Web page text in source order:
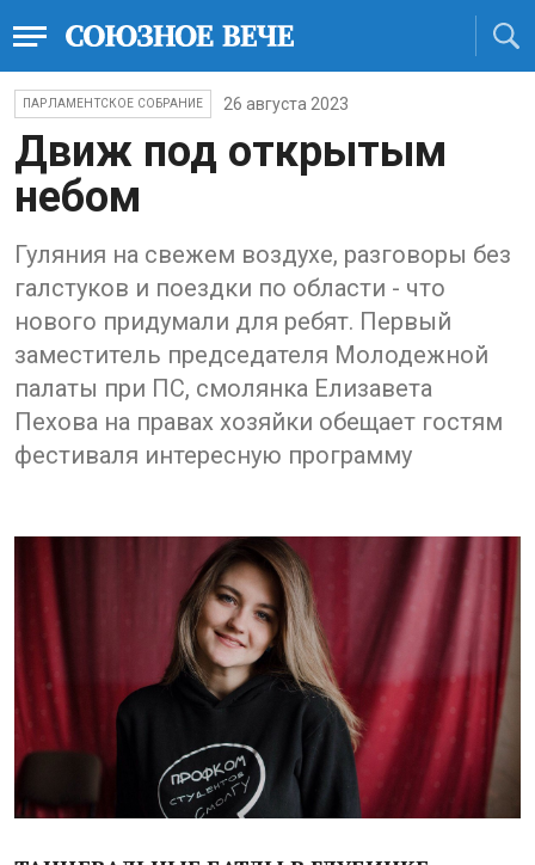
ПАРЛАМЕНТСКОЕ СОБРАНИЕ 26 августа 2023
Движ под открытым
небом
Гуляния на свежем воздухе, разговоры без
галстуков и поездки по области - что
нового придумали для ребят. Первый
заместитель председателя Молодежной
палаты при ПС, смолянка Елизавета
Пехова на правах хозяйки обещает гостям
фестиваля интересную программу